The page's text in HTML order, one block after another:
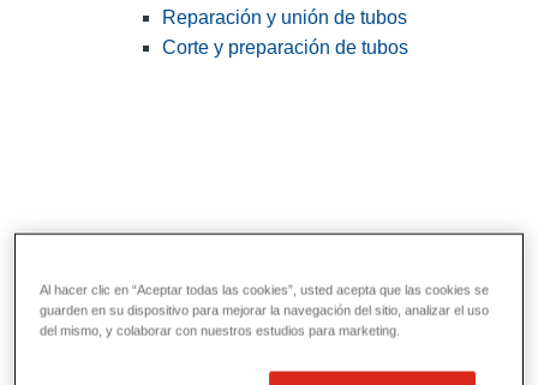
Reparación y unión de tubos
Corte y preparación de tubos
Herramientas de servicios públicos y de
Al hacer clic en “Aceptar todas las cookies”, usted acepta que las cookies se
guarden en su dispositivo para mejorar la navegación del sitio, analizar el uso
del mismo, y colaborar con nuestros estudios para marketing.